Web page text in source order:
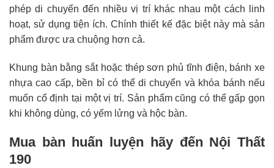
phép di chuyển đến nhiều vị trí khác nhau một cách linh
hoạt, sử dụng tiện ích. Chính thiết kế đặc biệt này mà sản
phẩm được ưa chuộng hơn cả.
Khung bàn bằng sắt hoặc thép sơn phủ tĩnh điện, bánh xe
nhựa cao cấp, bền bỉ có thể di chuyển và khóa bánh nếu
muốn cố định tại một vị trí. Sản phẩm cũng có thể gấp gọn
khi không dùng, có yếm lửng và hộc bàn.
Mua bàn huấn luyện hãy đến Nội Thất
190